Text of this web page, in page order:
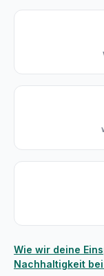
Wie wir deine
Nachhaltigkeit